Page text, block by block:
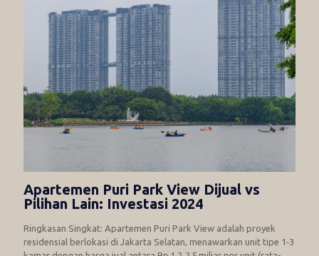
Apartemen Puri Park View Dijual vs
Pilihan Lain: Investasi 2024
Ringkasan Singkat: Apartemen Puri Park View adalah proyek
residensial berlokasi di Jakarta Selatan, menawarkan unit tipe 1‑3